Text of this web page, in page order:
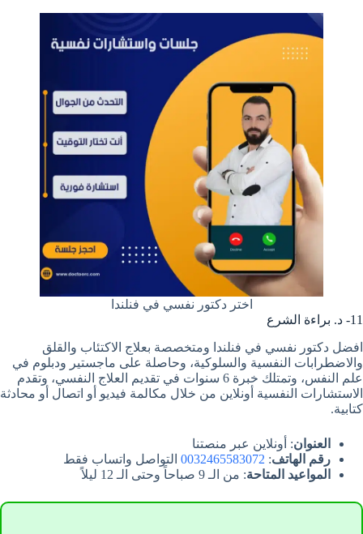
اختر دكتور نفسي في فنلندا
11- د. براءة الشرع
افضل دكتور نفسي في فنلندا ومتخصصة بعلاج الاكتئاب والقلق
والاضطرابات النفسية والسلوكية، وحاصلة على ماجستير ودبلوم في
علم النفس، وتمتلك خبرة 6 سنوات في تقديم العلاج النفسي، وتقدم
الاستشارات النفسية أونلاين من خلال مكالمة فيديو أو اتصال أو محادثة
كتابية.
العنوان: أونلاين عبر منصتنا
رقم الهاتف:
0032465583072 التواصل واتساب فقط
المواعيد المتاحة: من الـ 9 صباحاً وحتى الـ 12 ليلاً